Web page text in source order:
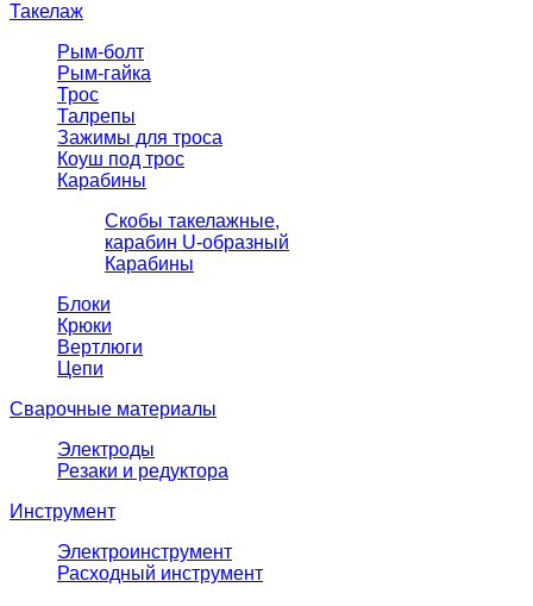
Такелаж
Рым-болт
Рым-гайка
Трос
Талрепы
Зажимы для троса
Коуш под трос
Карабины
Скобы такелажные,
карабин U-образный
Карабины
Блоки
Крюки
Вертлюги
Цепи
Сварочные материалы
Электроды
Резаки и редуктора
Инструмент
Электроинструмент
Расходный инструмент